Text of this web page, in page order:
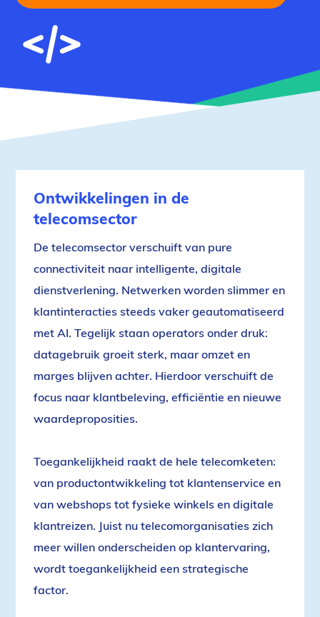
Ontwikkelingen in de
telecomsector
De telecomsector verschuift van pure
connectiviteit naar intelligente, digitale
dienstverlening. Netwerken worden slimmer en
klantinteracties steeds vaker geautomatiseerd
met AI. Tegelijk staan operators onder druk:
datagebruik groeit sterk, maar omzet en
marges blijven achter. Hierdoor verschuift de
focus naar klantbeleving, efficiëntie en nieuwe
waardeproposities.
Toegankelijkheid raakt de hele telecomketen:
van productontwikkeling tot klantenservice en
van webshops tot fysieke winkels en digitale
klantreizen. Juist nu telecomorganisaties zich
meer willen onderscheiden op klantervaring,
wordt toegankelijkheid een strategische
factor.